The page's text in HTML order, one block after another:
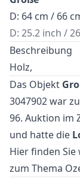
D: 64 cm / 66
D: 25.2 inch /
Beschreibung
Holz,
Das Objekt
3047902 war
96. Auktion im
und hatte die
Hier finden
zum Thema